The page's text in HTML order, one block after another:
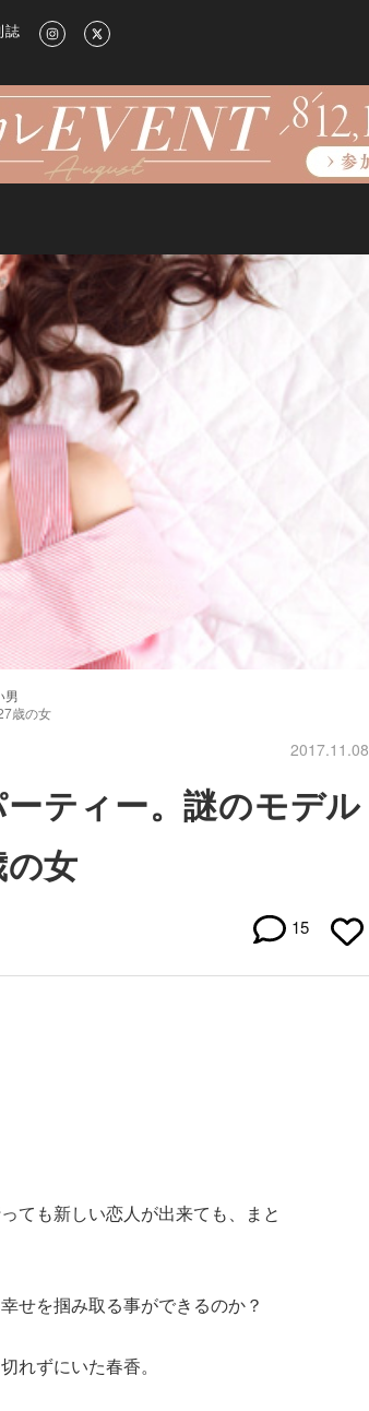
イフスタイル情報
誌
男
歳の女
2017.11.08
ティー。謎のモデル
女
15
ても新しい恋人が出来ても、まと
せを掴み取る事ができるのか？
れずにいた春香。